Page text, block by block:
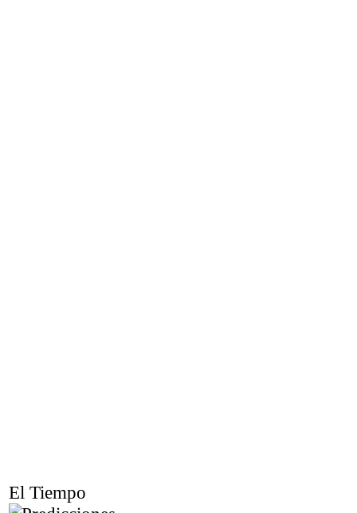
El Tiempo